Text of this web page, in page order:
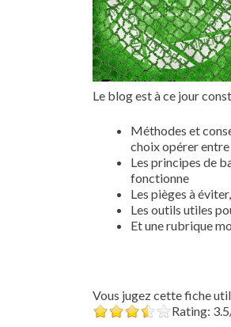
Le blog est à ce jour
Méthodes et
choix opérer
Les principes de
fonctionne
Les pièges à
Les outils utiles
Et une rubrique
Vous jugez cette fiche
Rating: